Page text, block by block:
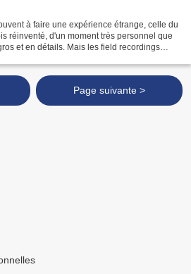
à faire une expérience étrange, celle du
réinventé, d'un moment très personnel que
et en détails. Mais les field recordings
Page suivante >